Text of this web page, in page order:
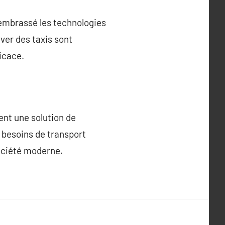
les technologies
des taxis sont
une solution de
de transport
moderne.